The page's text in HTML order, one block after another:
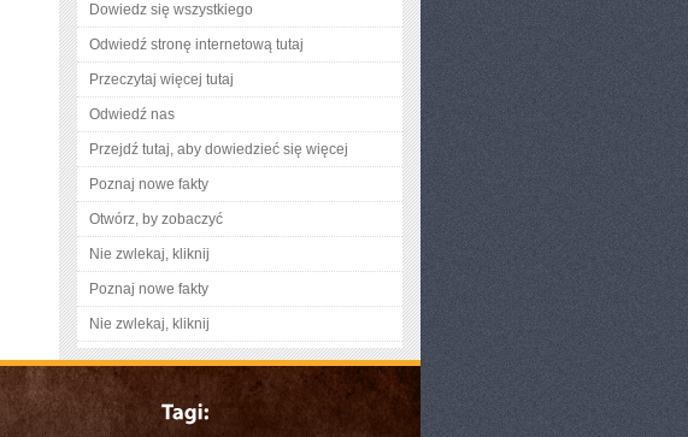
Dowiedz się wszystkiego
Odwiedź stronę internetową tutaj
Przeczytaj więcej tutaj
Odwiedź nas
Przejdź tutaj, aby dowiedzieć się więcej
Poznaj nowe fakty
Otwórz, by zobaczyć
Nie zwlekaj, kliknij
Poznaj nowe fakty
Nie zwlekaj, kliknij